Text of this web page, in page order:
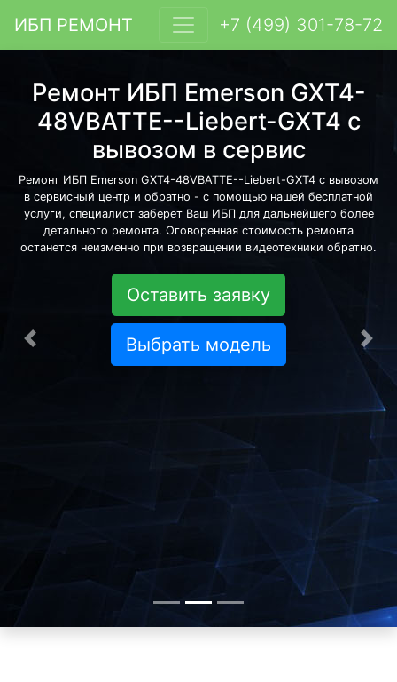
ИБП РЕМОНТ +7 (499) 301-78-72
Ремонт ИБП Emerson GXT4-
48VBATTE--Liebert-GXT4 с
вывозом в сервис
Ремонт ИБП Emerson GXT4-48VBATTE--Liebert-GXT4 с вывозом
в сервисный центр и обратно - с помощью нашей бесплатной
услуги, специалист заберет Ваш ИБП для дальнейшего более
детального ремонта. Оговоренная стоимость ремонта
останется неизменно при возвращении видеотехники обратно.
Оставить заявку
Выбрать модель
Предыдущая